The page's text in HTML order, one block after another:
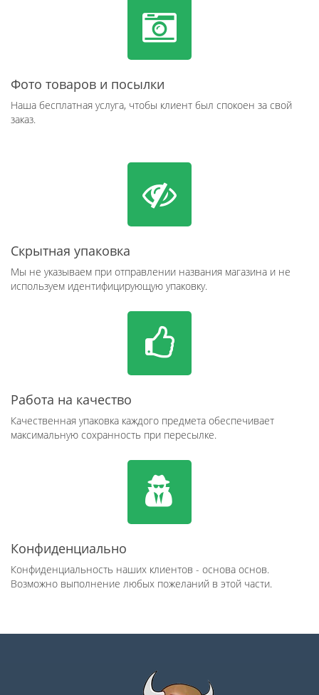
Фото товаров и посылки
Наша бесплатная услуга, чтобы клиент был спокоен за свой
заказ.
Скрытная упаковка
Мы не указываем при отправлении названия магазина и не
используем идентифицирующую упаковку.
Работа на качество
Качественная упаковка каждого предмета обеспечивает
максимальную сохранность при пересылке.
Конфиденциально
Конфиденциальность наших клиентов - основа основ.
Возможно выполнение любых пожеланий в этой части.